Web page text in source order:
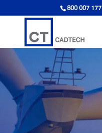
800 007 177